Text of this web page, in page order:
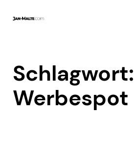
Inhalt
Schlagwort:
Werbespot